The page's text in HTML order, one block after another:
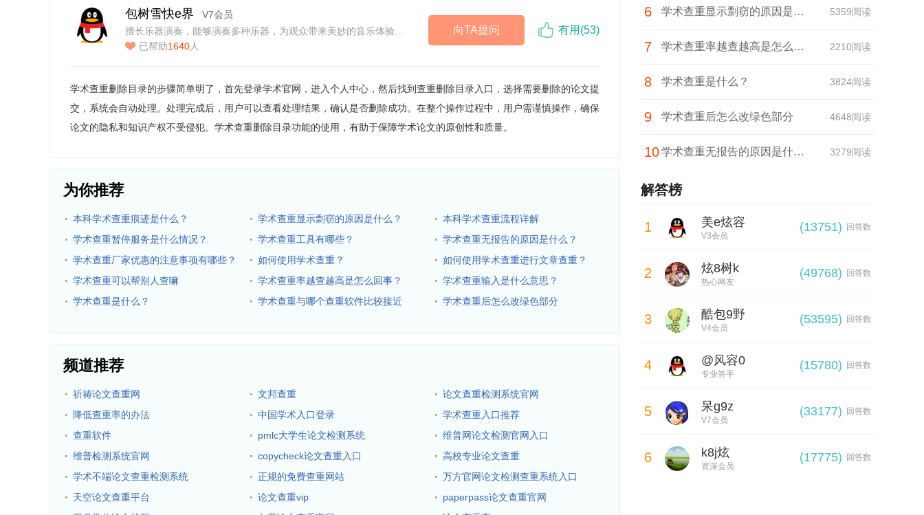
包树雪快e界
V7会员
擅长乐器演奏，能够演奏多种乐器，为观众带来美妙的音乐体验…
已帮助1640人
有用(53)
向TA提问
学术查重删除目录的步骤简单明了，首先登录学术官网，进入个人中心，然后找到查重删除目录入口，选择需要删除的论文提
交，系统会自动处理。处理完成后，用户可以查看处理结果，确认是否删除成功。在整个操作过程中，用户需谨慎操作，确保
论文的隐私和知识产权不受侵犯。学术查重删除目录功能的使用，有助于保障学术论文的原创性和质量。
为你推荐
· 本科学术查重痕迹是什么？ · 学术查重显示剽窃的原因是什么？ · 本科学术查重流程详解
· 学术查重暂停服务是什么情况？ · 学术查重工具有哪些？ · 学术查重无报告的原因是什么？
· 学术查重厂家优惠的注意事项有哪些？ · 如何使用学术查重？ · 如何使用学术查重进行文章查重？
· 学术查重可以帮别人查嘛 · 学术查重率越查越高是怎么回事？ · 学术查重输入是什么意思？
· 学术查重是什么？ · 学术查重与哪个查重软件比较接近 · 学术查重后怎么改绿色部分
频道推荐
· 祈祷论文查重网 · 文邦查重 · 论文查重检测系统官网
· 降低查重率的办法 · 中国学术入口登录 · 学术查重入口推荐
· 查重软件 · pmlc大学生论文检测系统 · 维普网论文检测官网入口
· 维普检测系统官网 · copycheck论文查重入口 · 高校专业论文查重
· 学术不端论文查重检测系统 · 正规的免费查重网站 · 万方官网论文检测查重系统入口
· 天空论文查重平台 · 论文查重vip · paperpass论文查重官网
重？
6 5359阅读
学术查重显示剽窃的原因是什
么？
7 2210阅读
学术查重率越查越高是怎么回
事？
8 3824阅读
学术查重是什么？
9 4648阅读
学术查重后怎么改绿色部分
10 3279阅读
学术查重无报告的原因是什
么？
解答榜
1 美e炫容
V3会员
回答数
(13751)
2 炫8树k
热心网友
回答数
(49768)
3 酷包9野
V4会员
回答数
(53595)
4 @风容0
专业答手
回答数
(15780)
5 呆g9z
V7会员
回答数
(33177)
6 k8j炫
资深会员
回答数
(17775)